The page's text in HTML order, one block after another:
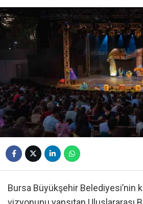
Bursa Büyükşehir Belediyesi’nin